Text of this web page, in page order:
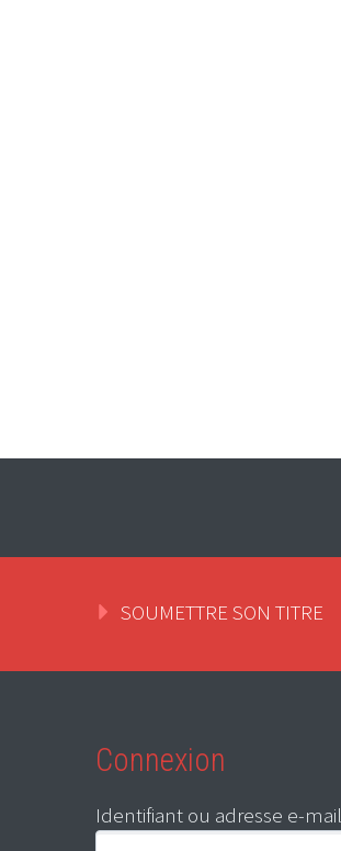
SOUMETTRE SON TITRE
Connexion
Identifiant ou adresse e-mail